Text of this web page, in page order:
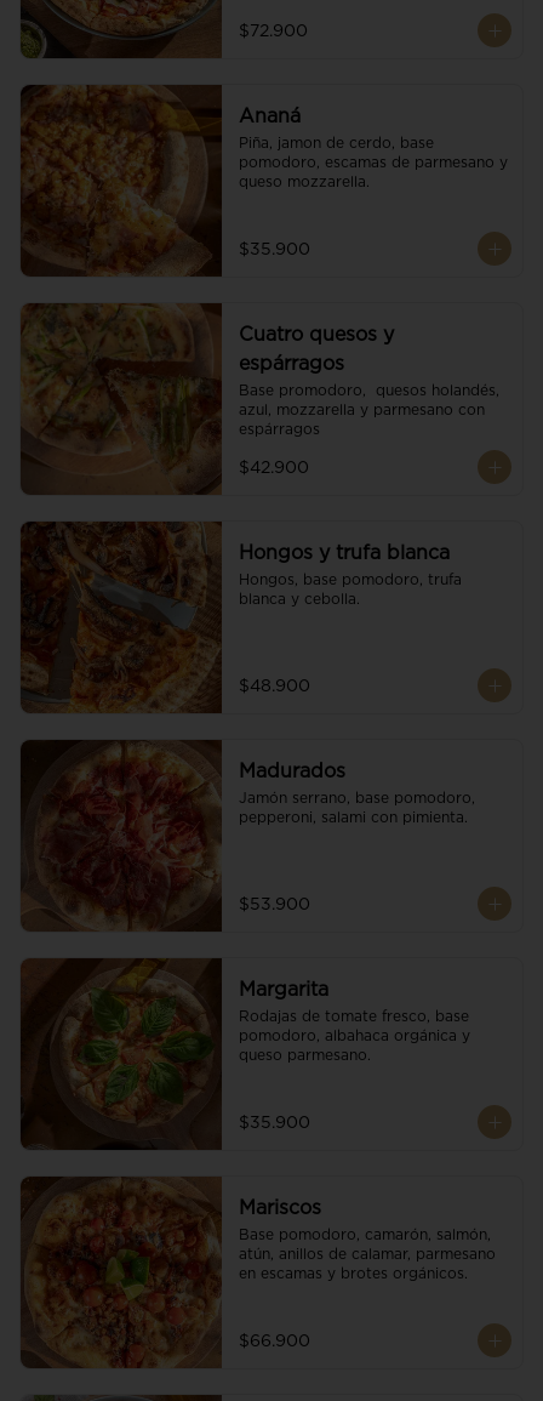
$72.900
Ananá
Piña, jamon de cerdo, base
pomodoro, escamas de parmesano y
queso mozzarella.
$35.900
Cuatro quesos y
espárragos
Base promodoro,  quesos holandés,
azul, mozzarella y parmesano con
espárragos
$42.900
Hongos y trufa blanca
Hongos, base pomodoro, trufa
blanca y cebolla.
$48.900
Madurados
Jamón serrano, base pomodoro,
pepperoni, salami con pimienta.
$53.900
Margarita
Rodajas de tomate fresco, base
pomodoro, albahaca orgánica y
queso parmesano.
$35.900
Mariscos
Base pomodoro, camarón, salmón,
atún, anillos de calamar, parmesano
en escamas y brotes orgánicos.
$66.900